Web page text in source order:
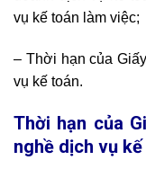
vụ kế toán làm việc;
– Thời hạn của
vụ kế toán.
Thời hạn của
nghề dịch vụ